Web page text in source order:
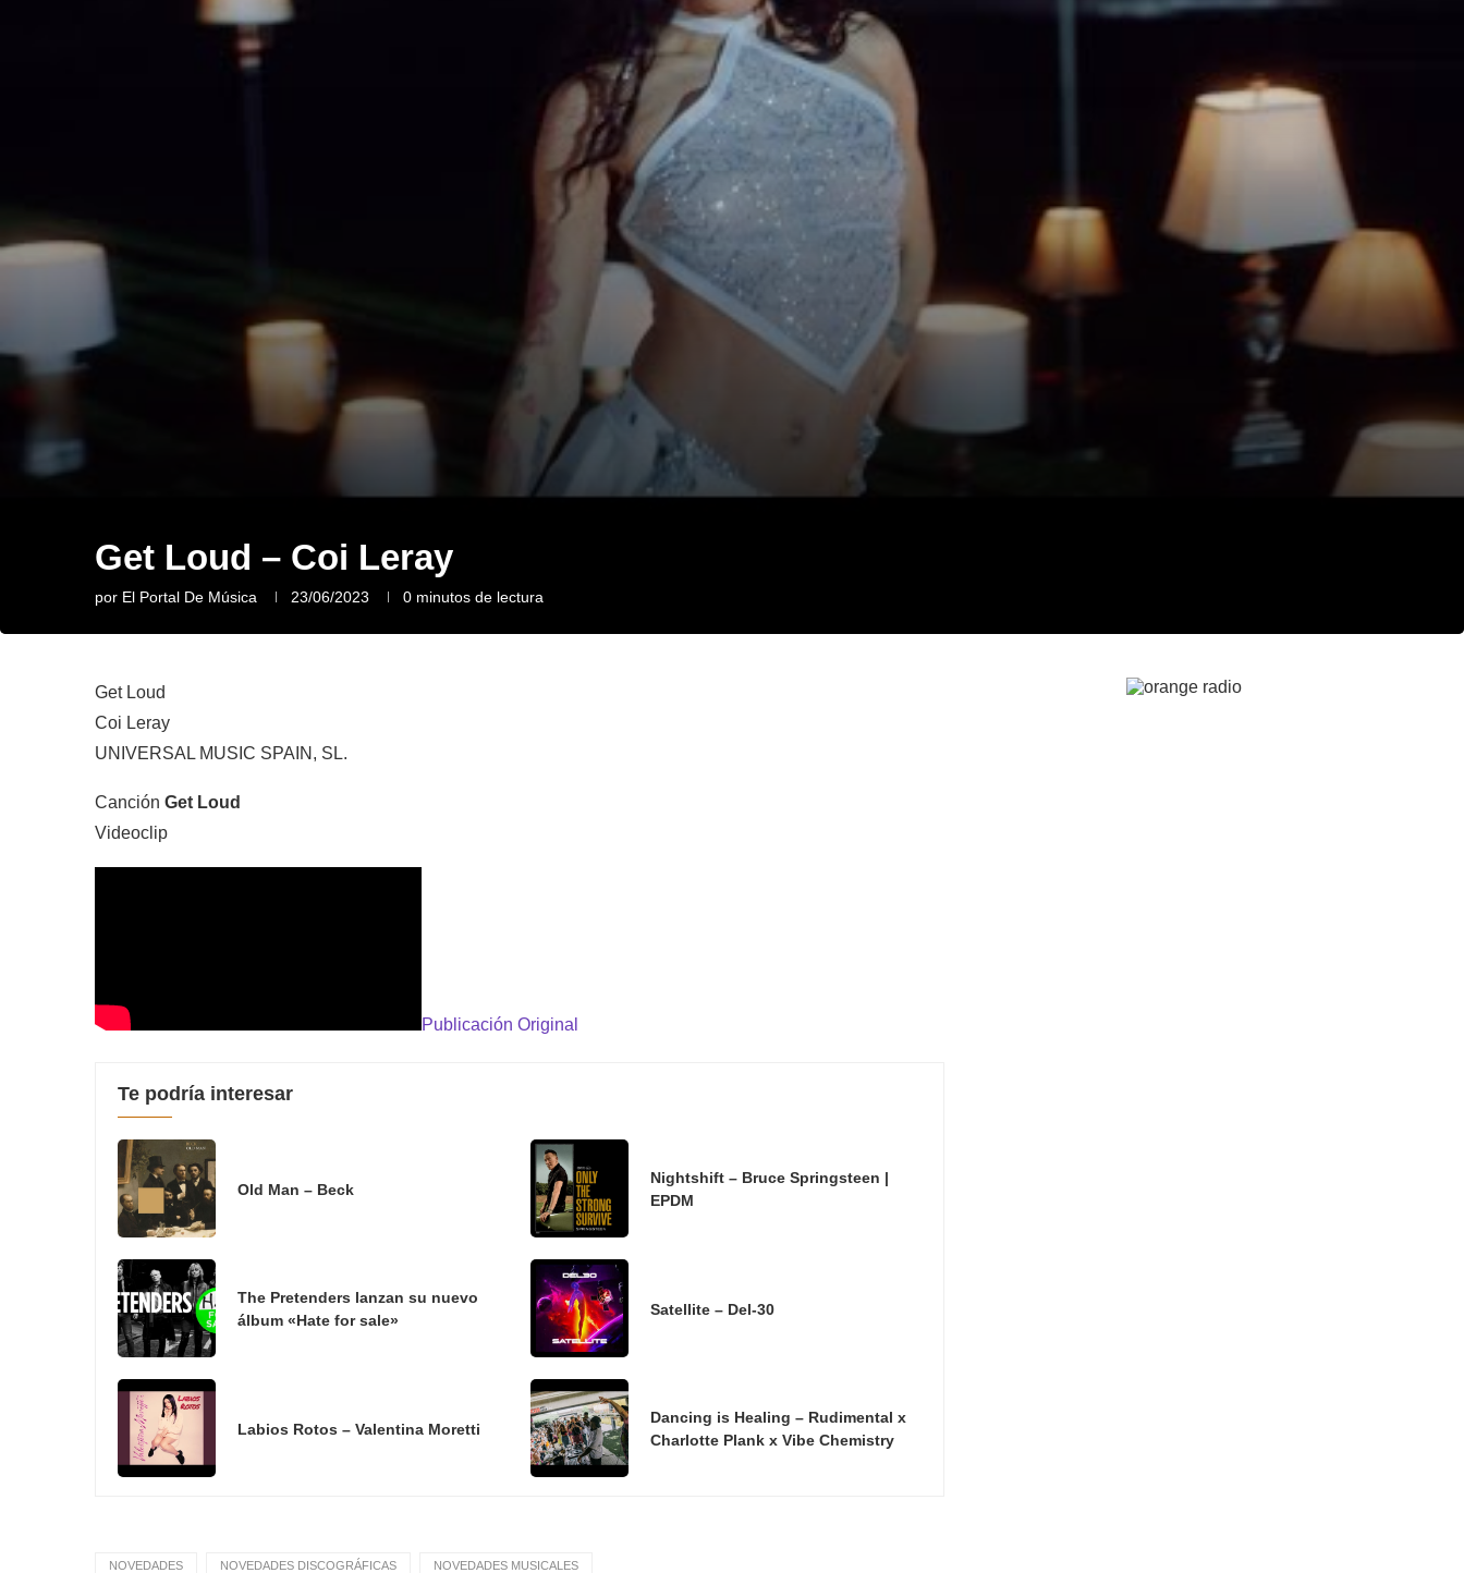
Get Loud – Coi Leray
por El Portal De Música 23/06/2023 0 minutos de lectura
Get Loud
Coi Leray
UNIVERSAL MUSIC SPAIN, SL.
Canción Get Loud
Videoclip
Publicación Original
Te podría interesar
Old Man – Beck
Nightshift – Bruce Springsteen |
EPDM
The Pretenders lanzan su nuevo
álbum «Hate for sale»
Satellite – Del-30
Labios Rotos – Valentina Moretti
Dancing is Healing – Rudimental x
Charlotte Plank x Vibe Chemistry
NOVEDADES NOVEDADES DISCOGRÁFICAS NOVEDADES MUSICALES